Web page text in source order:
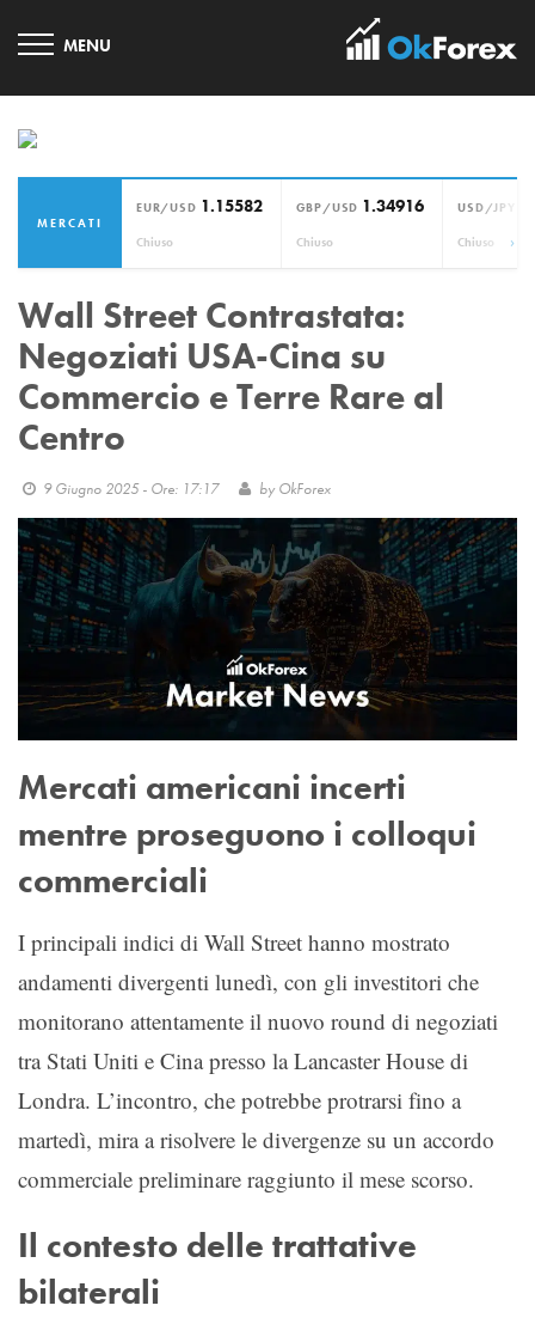
MERCATI
EUR/USD 1.15582
Chiuso
GBP/USD 1.34916
Chiuso
USD/JPY
Chiuso ›
Wall Street Contrastata:
Negoziati USA-Cina su
Commercio e Terre Rare al
Centro
9 Giugno 2025 - Ore: 17:17 by OkForex
Mercati americani incerti
mentre proseguono i colloqui
commerciali
I principali indici di Wall Street hanno mostrato
andamenti divergenti lunedì, con gli investitori che
monitorano attentamente il nuovo round di negoziati
tra Stati Uniti e Cina presso la Lancaster House di
Londra. L’incontro, che potrebbe protrarsi fino a
martedì, mira a risolvere le divergenze su un accordo
commerciale preliminare raggiunto il mese scorso.
Il contesto delle trattative
bilaterali